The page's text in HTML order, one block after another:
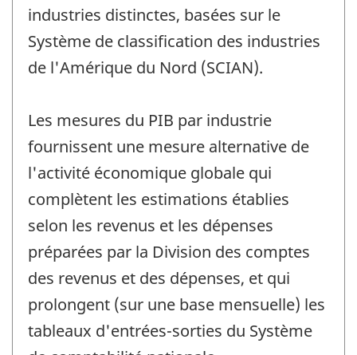
industries distinctes, basées sur le
Système de classification des industries
de l'Amérique du Nord (SCIAN).
Les mesures du PIB par industrie
fournissent une mesure alternative de
l'activité économique globale qui
complètent les estimations établies
selon les revenus et les dépenses
préparées par la Division des comptes
des revenus et des dépenses, et qui
prolongent (sur une base mensuelle) les
tableaux d'entrées-sorties du Système